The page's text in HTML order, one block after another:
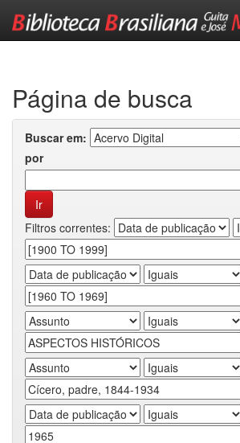
Página de busca
Buscar em:
por
Filtros correntes: